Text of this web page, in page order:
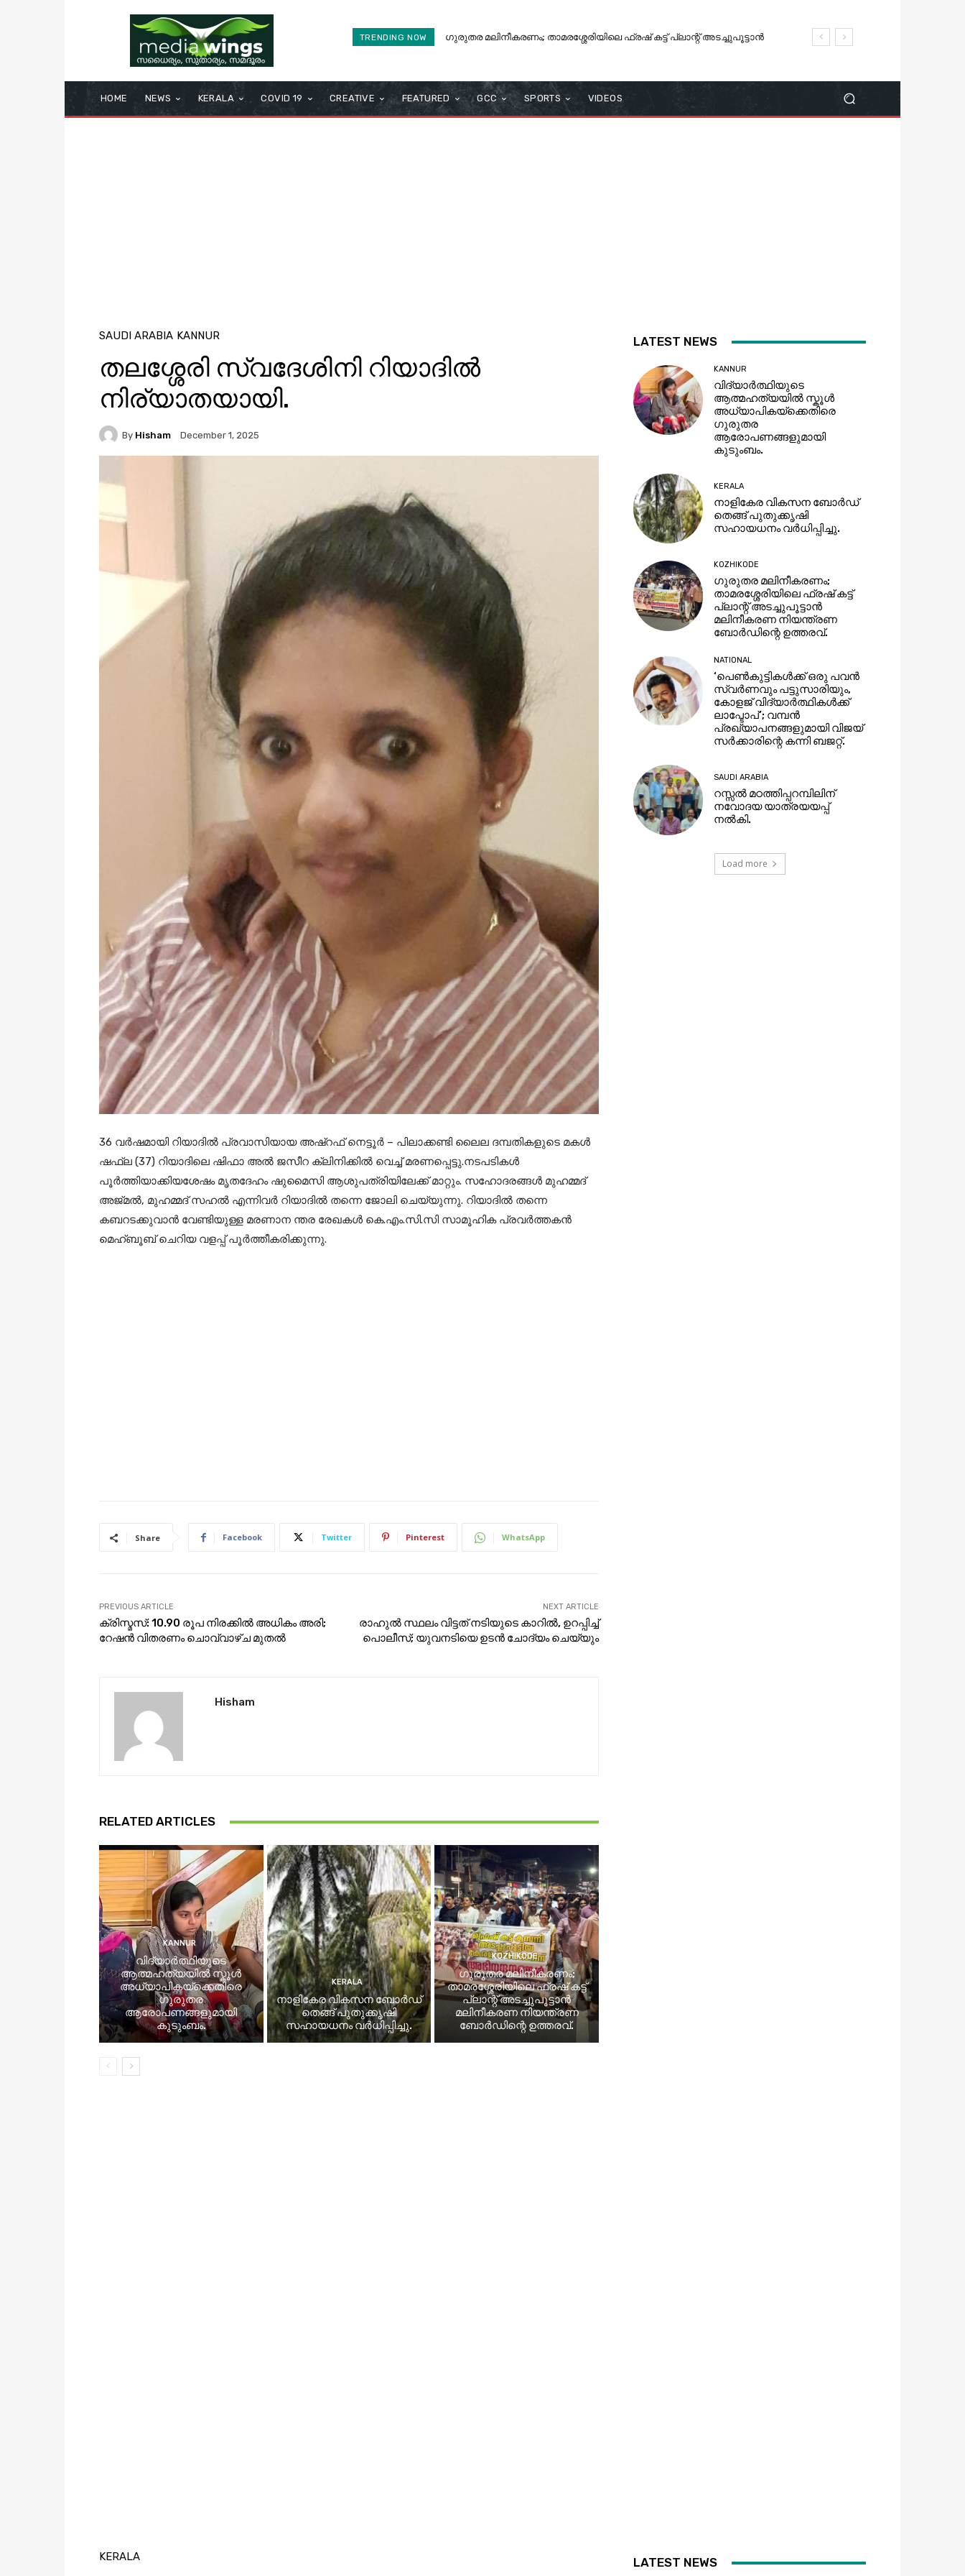
TRENDING NOW
ഗുരുതര മലിനീകരണം; താമരശ്ശേരിയിലെ ഫ്രഷ് കട്ട് പ്ലാന്റ് അടച്ചുപൂട്ടാൻ
HOME NEWS KERALA COVID 19 CREATIVE FEATURED GCC SPORTS VIDEOS
SAUDI ARABIA KANNUR
തലശ്ശേരി സ്വദേശിനി റിയാദിൽ
നിര്യാതയായി.
By Hisham December 1, 2025
36 വർഷമായി റിയാദിൽ പ്രവാസിയായ അഷ്‌റഫ് നെട്ടൂർ – പിലാക്കണ്ടി ലൈല ദമ്പതികളുടെ മകൾ
ഷഫ്‌ല (37) റിയാദിലെ ഷിഫാ അൽ ജസീറ ക്ലിനിക്കിൽ വെച്ച് മരണപ്പെട്ടു.നടപടികൾ
പൂർത്തിയാക്കിയശേഷം മൃതദേഹം ഷുമൈസി ആശുപത്രിയിലേക്ക് മാറ്റും. സഹോദരങ്ങൾ മുഹമ്മദ്
അജ്മൽ, മുഹമ്മദ് സഹൽ എന്നിവർ റിയാദിൽ തന്നെ ജോലി ചെയ്യുന്നു. റിയാദിൽ തന്നെ
കബറടക്കുവാൻ വേണ്ടിയുള്ള മരണാന ന്തര രേഖകൾ കെ.എം.സി.സി സാമൂഹിക പ്രവർത്തകൻ
മെഹ്ബൂബ് ചെറിയ വളപ്പ് പൂർത്തീകരിക്കുന്നു.
Share Facebook Twitter Pinterest WhatsApp
PREVIOUS ARTICLE
ക്രിസ്മസ്: 10.90 രൂപ നിരക്കില്‍ അധികം അരി;
റേഷന്‍ വിതരണം ചൊവ്വാഴ്ച മുതൽ
NEXT ARTICLE
രാഹുൽ സ്ഥലം വിട്ടത് നടിയുടെ കാറിൽ, ഉറപ്പിച്ച്
പൊലീസ്; യുവനടിയെ ഉടൻ ചോദ്യം ചെയ്യും
Hisham
RELATED ARTICLES
KANNUR
വിദ്യാർത്ഥിയുടെ
ആത്മഹത്യയിൽ സ്കൂൾ
അധ്യാപികയ്ക്കെതിരെ
ഗുരുതര
ആരോപണങ്ങളുമായി
കുടുംബം.
KERALA
നാളികേര വികസന ബോർഡ്
തെങ്ങ് പുതുക്കൃഷി
സഹായധനം വർധിപ്പിച്ചു.
KOZHIKODE
ഗുരുതര മലിനീകരണം;
താമരശ്ശേരിയിലെ ഫ്രഷ് കട്ട്
പ്ലാന്റ് അടച്ചുപൂട്ടാൻ
മലിനീകരണ നിയന്ത്രണ
ബോർഡിന്റെ ഉത്തരവ്.
LATEST NEWS
KANNUR
വിദ്യാർത്ഥിയുടെ
ആത്മഹത്യയിൽ സ്കൂൾ
അധ്യാപികയ്ക്കെതിരെ
ഗുരുതര
ആരോപണങ്ങളുമായി
കുടുംബം.
KERALA
നാളികേര വികസന ബോർഡ്
തെങ്ങ് പുതുക്കൃഷി
സഹായധനം വർധിപ്പിച്ചു.
KOZHIKODE
ഗുരുതര മലിനീകരണം;
താമരശ്ശേരിയിലെ ഫ്രഷ് കട്ട്
പ്ലാന്റ് അടച്ചുപൂട്ടാൻ
മലിനീകരണ നിയന്ത്രണ
ബോർഡിന്റെ ഉത്തരവ്.
NATIONAL
‘പെണ്‍കുട്ടികള്‍ക്ക് ഒരു പവൻ
സ്വര്‍ണവും പട്ടുസാരിയും,
കോളജ് വിദ്യാര്‍ത്ഥികള്‍ക്ക്
ലാപ്ടോപ്’; വമ്പൻ
പ്രഖ്യാപനങ്ങളുമായി വിജയ്
സര്‍ക്കാരിന്റെ കന്നി ബജറ്റ്.
SAUDI ARABIA
റസ്സൽ മഠത്തിപ്പറമ്പിലിന്
നവോദയ യാത്രയയപ്പ്
നൽകി.
Load more